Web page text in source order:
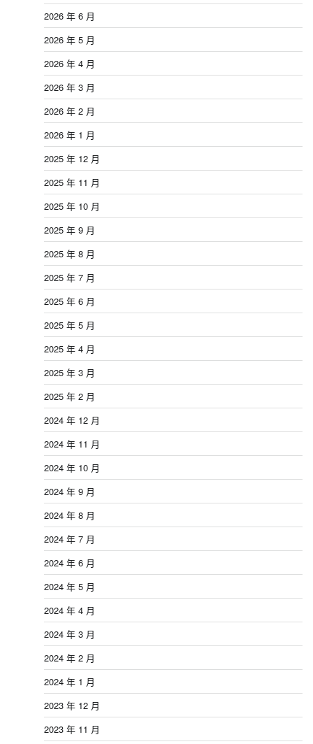
2026 年 6 月
2026 年 5 月
2026 年 4 月
2026 年 3 月
2026 年 2 月
2026 年 1 月
2025 年 12 月
2025 年 11 月
2025 年 10 月
2025 年 9 月
2025 年 8 月
2025 年 7 月
2025 年 6 月
2025 年 5 月
2025 年 4 月
2025 年 3 月
2025 年 2 月
2024 年 12 月
2024 年 11 月
2024 年 10 月
2024 年 9 月
2024 年 8 月
2024 年 7 月
2024 年 6 月
2024 年 5 月
2024 年 4 月
2024 年 3 月
2024 年 2 月
2024 年 1 月
2023 年 12 月
2023 年 11 月